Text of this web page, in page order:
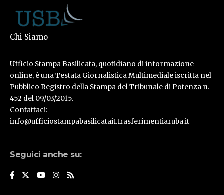
Chi Siamo
Ufficio Stampa Basilicata, quotidiano di informazione
online, è una Testata Giornalistica Multimediale iscritta nel
Pubblico Registro della Stampa del Tribunale di Potenza n.
452 del 09/03/2015.
Contattaci:
info@ufficiostampabasilicatait.trasferimentiaruba.it
Seguici anche su: